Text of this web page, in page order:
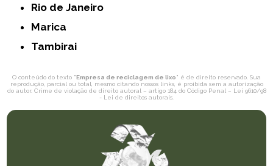
Rio de Janeiro
Marica
Tambirai
O conteúdo do texto "Empresa de reciclagem de lixo" é de direito reservado. Sua
reprodução, parcial ou total, mesmo citando nossos links, é proibida sem a autorização
do autor. Crime de violação de direito autoral – artigo 184 do Código Penal – Lei 9610/98
- Lei de direitos autorais